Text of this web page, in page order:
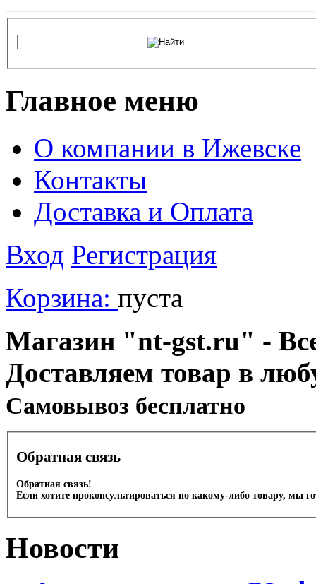
Главное меню
О компании в Ижевске
Контакты
Доставка и Оплата
Вход Регистрация
Корзина: пуста
Магазин "nt-gst.ru" -
Доставляем товар в
Cамовывоз бесплатно
Обратная связь
Обратная связь!
Если хотите проконсультироваться по какому-либо товару, мы
Новости